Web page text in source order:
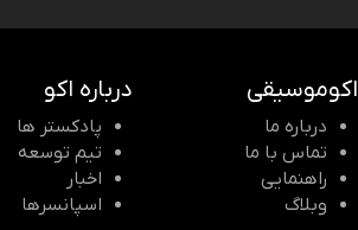
اکوموسیقی
درباره ما
تماس با ما
راهنمایی
وبلاگ
درباره اکو
پادکستر ها
تیم توسعه
اخبار
اسپانسرها